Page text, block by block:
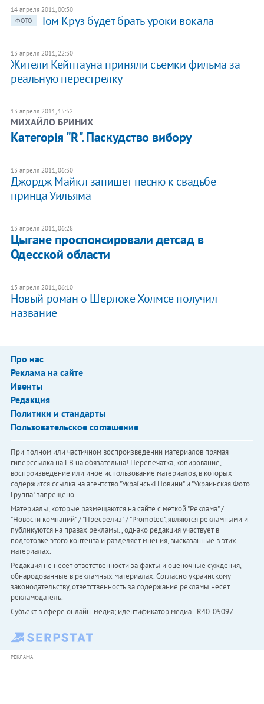
14 апреля 2011, 00:30
ФОТО
Том Круз будет брать уроки вокала
13 апреля 2011, 22:30
Жители Кейптауна приняли съемки фильма за
реальную перестрелку
13 апреля 2011, 15:52
МИХАЙЛО БРИНИХ
Категорія "R". Паскудство вибору
13 апреля 2011, 06:30
Джордж Майкл запишет песню к свадьбе
принца Уильяма
13 апреля 2011, 06:28
Цыгане проспонсировали детсад в
Одесской области
13 апреля 2011, 06:10
Новый роман о Шерлоке Холмсе получил
название
Про нас
Реклама на сайте
Ивенты
Редакция
Политики и стандарты
Пользовательское соглашение
При полном или частичном воспроизведении материалов прямая
гиперссылка на LB.ua обязательна! Перепечатка, копирование,
воспроизведение или иное использование материалов, в которых
содержится ссылка на агентство "Українськi Новини" и "Украинская Фото
Группа" запрещено.
Материалы, которые размещаются на сайте с меткой "Реклама" /
"Новости компаний" / "Пресрелиз" / "Promoted", являются рекламными и
публикуются на правах рекламы. , однако редакция участвует в
подготовке этого контента и разделяет мнения, высказанные в этих
материалах.
Редакция не несет ответственности за факты и оценочные суждения,
обнародованные в рекламных материалах. Согласно украинскому
законодательству, ответственность за содержание рекламы несет
рекламодатель.
Субъект в сфере онлайн-медиа; идентификатор медиа - R40-05097
РЕКЛАМА